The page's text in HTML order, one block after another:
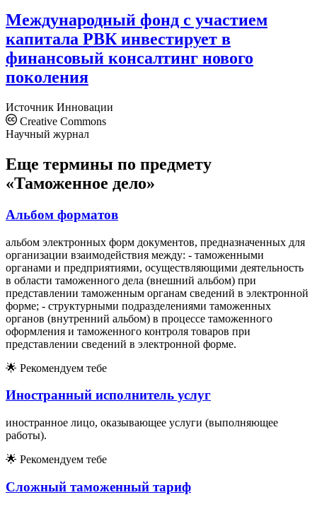
Международный фонд с участием
капитала РВК инвестирует в
финансовый консалтинг нового
поколения
Источник Инновации
Creative Commons
Научный журнал
Еще термины по предмету
«Таможенное дело»
Альбом форматов
альбом электронных форм документов, предназначенных для
организации взаимодействия между: - таможенными
органами и предприятиями, осуществляющими деятельность
в области таможенного дела (внешний альбом) при
представлении таможенным органам сведений в электронной
форме; - структурными подразделениями таможенных
органов (внутренний альбом) в процессе таможенного
оформления и таможенного контроля товаров при
представлении сведений в электронной форме.
🌟 Рекомендуем тебе
Иностранный исполнитель услуг
иностранное лицо, оказывающее услуги (выполняющее
работы).
🌟 Рекомендуем тебе
Сложный таможенный тариф